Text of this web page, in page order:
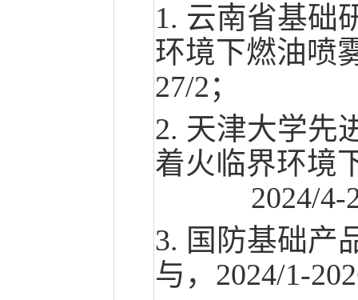
1. 云南省基础
环境下燃油喷
27/2；
2. 天津大学先
着火临界环境
2024/4-
3. 国防基础产
与，2024/1-